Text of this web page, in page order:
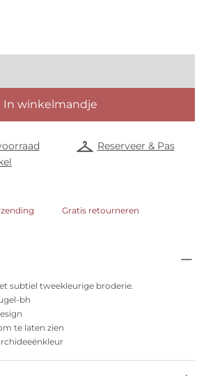
In winkelmandje
Reserveer & Pas
Gratis retourneren
subtiel tweekleurige broderie.
bh
te laten zien